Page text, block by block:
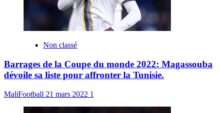
Non classé
Barrages de la Coupe du monde 2022: Magassouba
dévoile sa liste pour affronter la Tunisie.
MaliFootball 21 mars 2022 1